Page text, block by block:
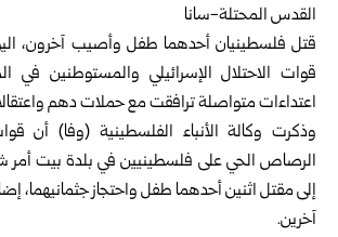
القدس المحتلة-سانا
قتل فلسطينيان أحدهما طفل وأصيب آخرون،
قوات الاحتلال الإسرائيلي والمستوطنين في
اعتداءات متواصلة ترافقت مع حملات دهم
وذكرت وكالة الأنباء الفلسطينية (وفا) أن
الرصاص الحي على فلسطينيين في بلدة بيت أمر
إلى مقتل اثنين أحدهما طفل واحتجاز جثمانيهما،
آخرين.